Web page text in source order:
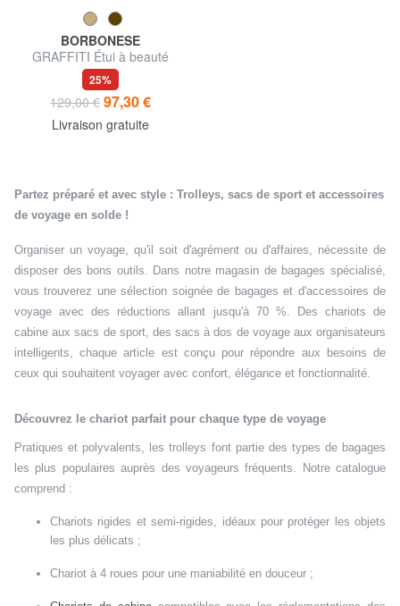
BORBONESE
GRAFFITI Étui à beauté
25%
129,00 € 97,30 €
Livraison gratuite
Partez préparé et avec style : Trolleys, sacs de sport et accessoires
de voyage en solde !
Organiser un voyage, qu'il soit d'agrément ou d'affaires, nécessite de
disposer des bons outils. Dans notre magasin de bagages spécialisé,
vous trouverez une sélection soignée de bagages et d'accessoires de
voyage avec des réductions allant jusqu'à 70 %. Des chariots de
cabine aux sacs de sport, des sacs à dos de voyage aux organisateurs
intelligents, chaque article est conçu pour répondre aux besoins de
ceux qui souhaitent voyager avec confort, élégance et fonctionnalité.
Découvrez le chariot parfait pour chaque type de voyage
Pratiques et polyvalents, les trolleys font partie des types de bagages
les plus populaires auprès des voyageurs fréquents. Notre catalogue
comprend :
Chariots rigides et semi-rigides, idéaux pour protéger les objets
les plus délicats ;
Chariot à 4 roues pour une maniabilité en douceur ;